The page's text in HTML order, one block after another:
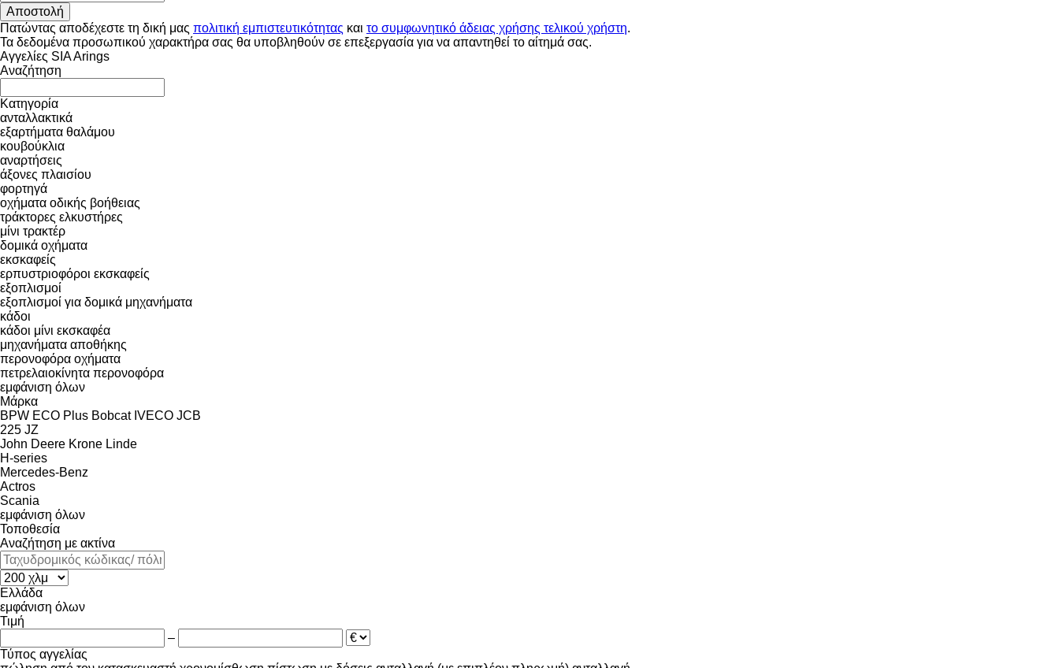
Πατώντας αποδέχεστε τη δική μας πολιτική εμπιστευτικότητας και το συμφωνητικό άδειας χρήσης τελικού χρήστη.
Τα δεδομένα προσωπικού χαρακτήρα σας θα υποβληθούν σε επεξεργασία για να απαντηθεί το αίτημά σας.
Αγγελίες SIA Arings
Αναζήτηση
Κατηγορία
ανταλλακτικά
εξαρτήματα θαλάμου
κουβούκλια
αναρτήσεις
άξονες πλαισίου
φορτηγά
οχήματα οδικής βοήθειας
τράκτορες ελκυστήρες
μίνι τρακτέρ
δομικά οχήματα
εκσκαφείς
ερπυστριοφόροι εκσκαφείς
εξοπλισμοί
εξοπλισμοί για δομικά μηχανήματα
κάδοι
κάδοι μίνι εκσκαφέα
μηχανήματα αποθήκης
περονοφόρα οχήματα
πετρελαιοκίνητα περονοφόρα
εμφάνιση όλων
Μάρκα
BPW ECO Plus Bobcat IVECO JCB
225 JZ
John Deere Krone Linde
H-series
Mercedes-Benz
Actros
Scania
εμφάνιση όλων
Τοποθεσία
Αναζήτηση με ακτίνα
Ελλάδα
εμφάνιση όλων
Τιμή
–
Τύπος αγγελίας